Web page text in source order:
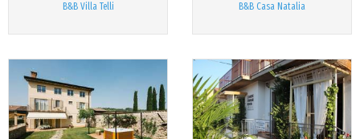
B&B Villa Telli B&B Casa Natalia